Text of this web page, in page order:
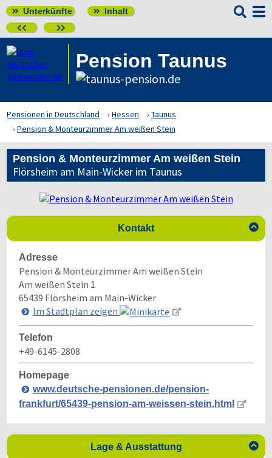
 Unterkünfte  Inhalt
 

Pension Taunus
Pensionen in Deutschland Hessen
Taunus
Pension & Monteurzimmer Am weißen Stein
Pension & Monteurzimmer Am weißen Stein
Flörsheim am Main-Wicker im Taunus
Kontakt 
Adresse
Pension & Monteurzimmer Am weißen Stein
Am weißen Stein 1
65439 Flörsheim am Main-Wicker
Im Stadtplan zeigen
Telefon
+49-6145-2808
Homepage
www.deutsche-pensionen.de/pension-
frankfurt/65439-pension-am-weissen-stein.html
Lage & Ausstattung 